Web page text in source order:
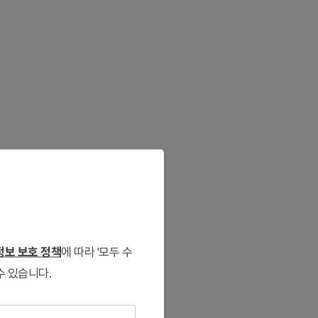
보 보호 정책에 따라 '모두 수
있습니다.